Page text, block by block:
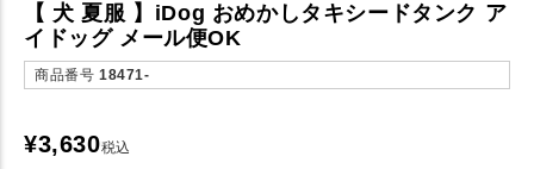
【 犬 夏服 】iDog おめかしタキシードタンク ア
イドッグ メール便OK
商品番号 18471-
¥3,630税込